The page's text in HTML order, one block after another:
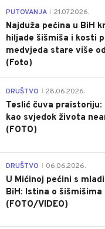
PUTOVANJA 21.07.2026.
Najduža pećina u BiH
hiljade šišmiša i kosti
medvjeda stare više
(Foto)
DRUŠTVO 28.06.2026.
Teslić čuva praistoriju:
kao svjedok života
(FOTO)
DRUŠTVO 06.06.2026.
U Mićinoj pećini s
BiH: Istina o
(FOTO/VIDEO)